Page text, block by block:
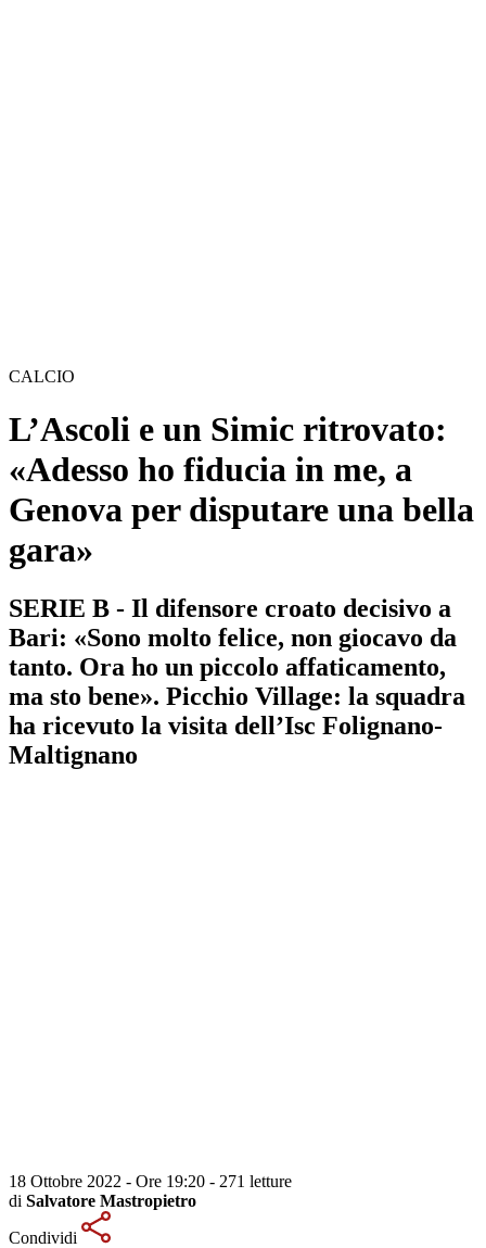
CALCIO
L’Ascoli e un Simic ritrovato:
«Adesso ho fiducia in me, a
Genova per disputare una bella
gara»
SERIE B - Il difensore croato decisivo a
Bari: «Sono molto felice, non giocavo da
tanto. Ora ho un piccolo affaticamento,
ma sto bene». Picchio Village: la squadra
ha ricevuto la visita dell’Isc Folignano-
Maltignano
18 Ottobre 2022 - Ore 19:20 - 271 letture
di Salvatore Mastropietro
Condividi